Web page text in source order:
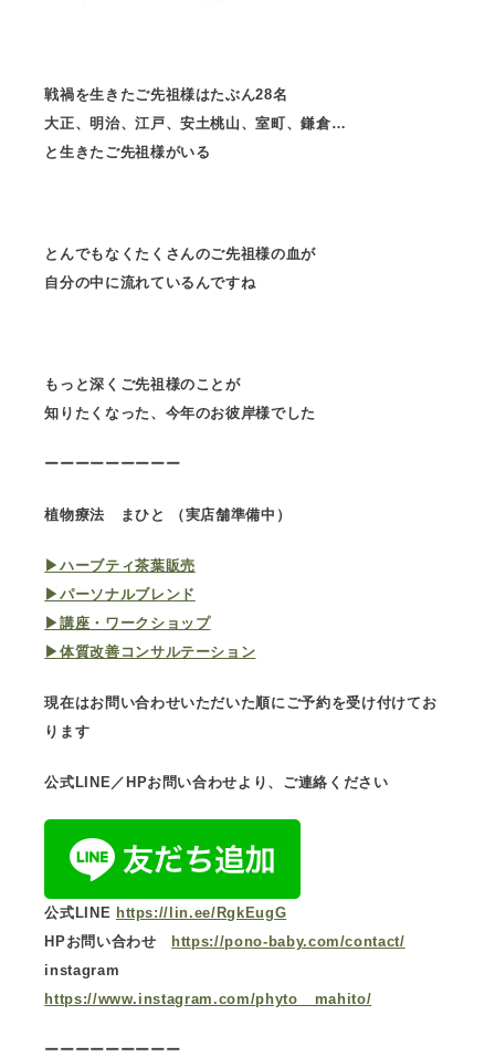
戦禍を生きたご先祖様はたぶん28名
大正、明治、江戸、安土桃山、室町、鎌倉…
と生きたご先祖様がいる
とんでもなくたくさんのご先祖様の血が
自分の中に流れているんですね
もっと深くご先祖様のことが
知りたくなった、今年のお彼岸様でした
ーーーーーーーーー
植物療法 まひと （実店舗準備中）
▶︎ハーブティ茶葉販売
▶︎パーソナルブレンド
▶︎講座・ワークショップ
▶︎体質改善コンサルテーション
現在はお問い合わせいただいた順にご予約を受け付けてお
ります
公式LINE／HPお問い合わせより、ご連絡ください
公式LINE https://lin.ee/RgkEugG
HPお問い合わせ
https://pono-baby.com/contact/
instagram
https://www.instagram.com/phyto__mahito/
ーーーーーーーーー